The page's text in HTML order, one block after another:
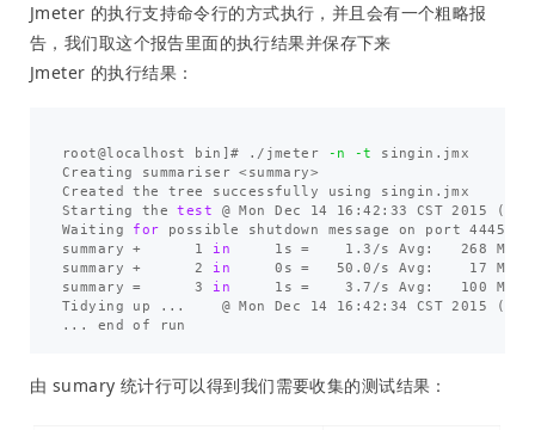
Jmeter 的执行支持命令行的方式执行，并且会有一个粗略报
告，我们取这个报告里面的执行结果并保存下来
Jmeter 的执行结果：
root@localhost bin]# ./jmeter -n -t
singin.jmx
Creating summariser <summary>
Created the tree successfully using singin.jmx
Starting the test @ Mon Dec 14 16:42:33 CST 2015 (
Waiting for possible shutdown message on port 4445
summary +      1 in 1s =
1.3/s Avg:   268
summary +      2 in 0s =
50.0/s Avg:    17
summary =
      3
in 1s =
3.7/s Avg:   100
Tidying up ...    @ Mon Dec 14 16:42:34 CST 2015
(
由 sumary 统计行可以得到我们需要收集的测试结果：